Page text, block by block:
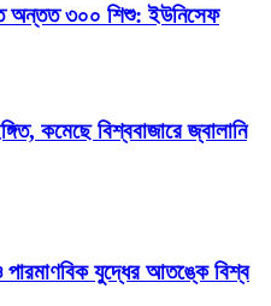
অন্তত ৩০০ শিশু: ইউনিসেফ
কমেছে বিশ্ববাজারে জ্বালানি
যুদ্ধের আতঙ্কে বিশ্ব